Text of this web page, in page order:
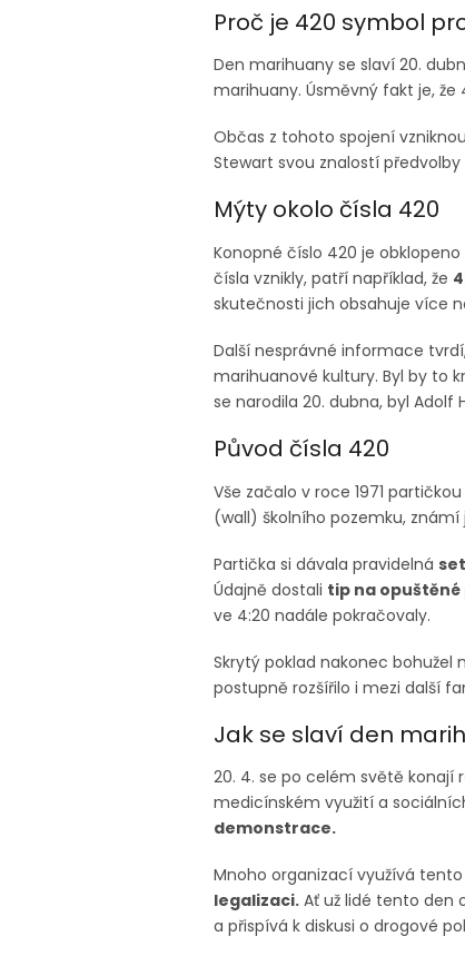
Proč je 420 symbol
Den marihuany se slaví 20.
marihuany. Úsměvný fakt je, že
Občas z tohoto spojení
Stewart svou znalostí předvolby
Mýty okolo čísla 420
Konopné číslo 420 je
čísla vznikly, patří například, že
skutečnosti jich obsahuje více
Další nesprávné informace
marihuanové kultury. Byl by to
se narodila 20. dubna, byl
Původ čísla 420
Vše začalo v roce 1971
(wall) školního pozemku, známí
Partička si dávala pravidelná
Údajně dostali tip na
ve 4:20 nadále pokračovaly.
Skrytý poklad nakonec bohužel
postupně rozšířilo i mezi další
Jak se slaví den
20. 4. se po celém světě konají
medicínském využití a
demonstrace.
Mnoho organizací využívá
legalizaci. Ať už lidé tento den
a přispívá k diskusi o drogové